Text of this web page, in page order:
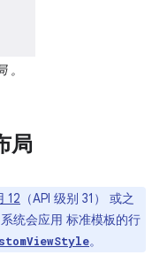
。
局
12 （API 级别 31） 或之
统会应用 标准模板的行
。